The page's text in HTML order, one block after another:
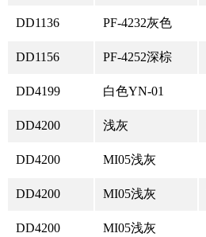
DD1136 PF-4232灰色
DD1156 PF-4252深棕
DD4199 白色YN-01
DD4200 浅灰
DD4200 MI05浅灰
DD4200 MI05浅灰
DD4200 MI05浅灰